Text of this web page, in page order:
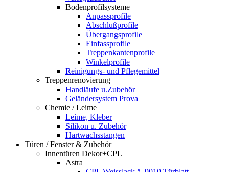
Bodenprofilsysteme
Anpassprofile
Abschlußprofile
Übergangsprofile
Einfassprofile
Treppenkantenprofile
Winkelprofile
Reinigungs- und Pflegemittel
Treppenrenovierung
Handläufe u.Zubehör
Geländersystem Prova
Chemie / Leime
Leime, Kleber
Silikon u. Zubehör
Hartwachsstangen
Türen / Fenster & Zubehör
Innentüren Dekor+CPL
Astra